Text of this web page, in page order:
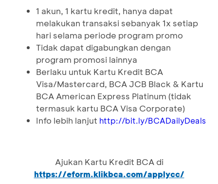
1 akun, 1 kartu kredit, hanya dapat
melakukan transaksi sebanyak 1x setiap
hari selama periode program promo
Tidak dapat digabungkan dengan
program promosi lainnya
Berlaku untuk Kartu Kredit BCA
Visa/Mastercard, BCA JCB Black & Kartu
BCA American Express Platinum (tidak
termasuk kartu BCA Visa Corporate)
Info lebih lanjut http://bit.ly/BCADailyDeals
Ajukan Kartu Kredit BCA di
https://eform.klikbca.com/applycc/